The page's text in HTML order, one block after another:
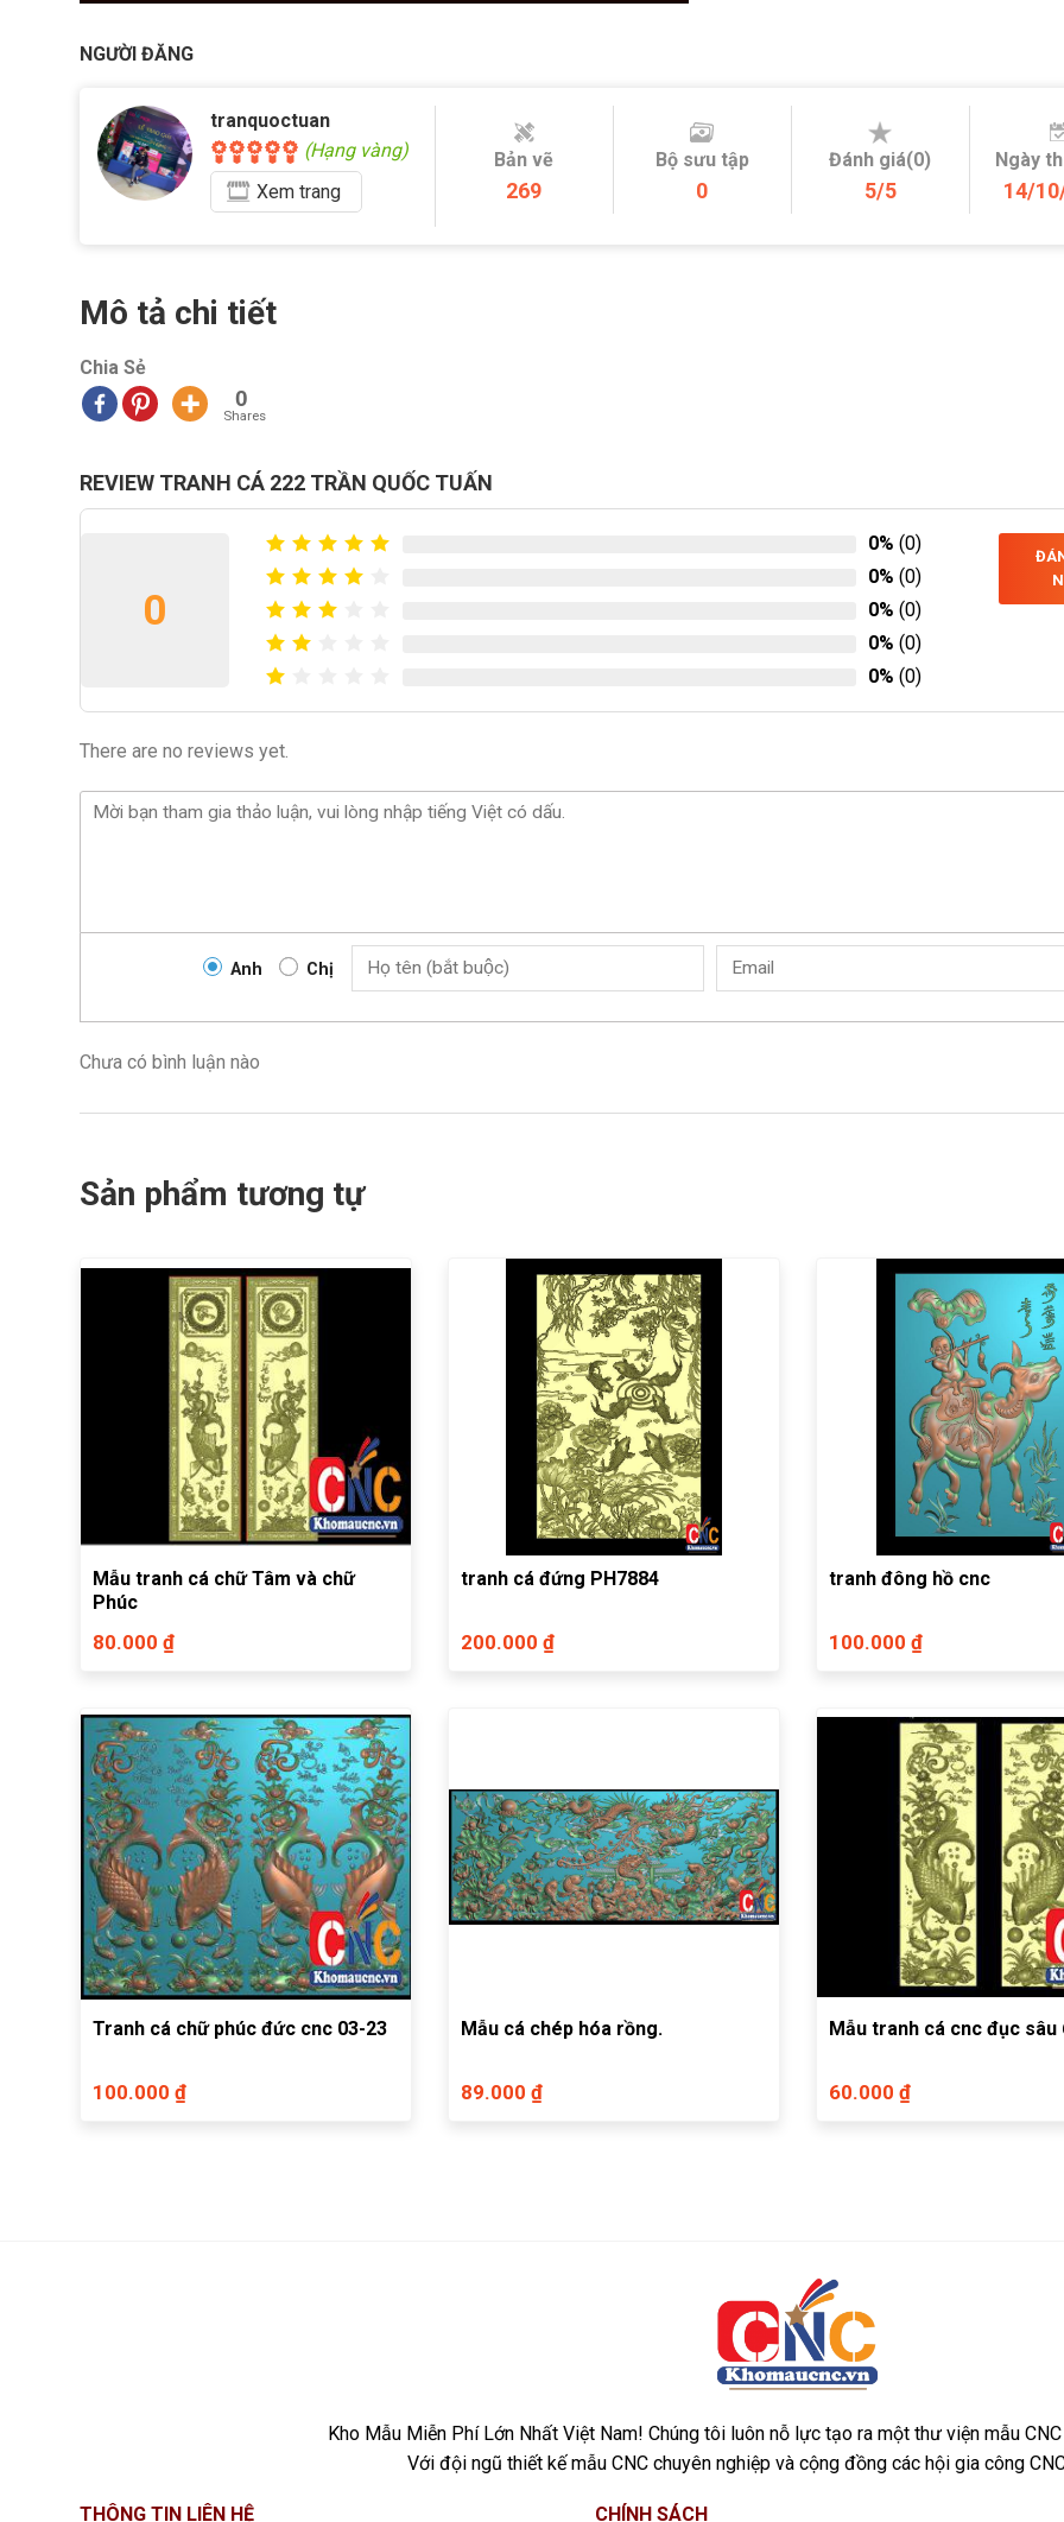
NGƯỜI ĐĂNG
tranquoctuan
(Hạng vàng)
Xem trang
Bản vẽ
269
Bộ sưu tập
0
Đánh giá(0)
5/5
Ngày
14/
Mô tả chi tiết
Chia Sẻ
0
Shares
REVIEW TRANH CÁ 222 TRẦN QUỐC TUẤN
0
0% (0)
0% (0)
0% (0)
0% (0)
0% (0)
There are no reviews yet.
Anh Chị
Chưa có bình luận nào
Sản phẩm tương tự
Mẫu tranh cá chữ Tâm và chữ
Phúc
80.000 ₫
tranh cá đứng PH7884
200.000 ₫
tranh đông hồ cnc
100.000 ₫
Tranh cá chữ phúc đức cnc 03-23
100.000 ₫
Mẫu cá chép hóa rồng.
89.000 ₫
Mẫu tranh cá cnc đục sâu
60.000 ₫
Kho Mẫu Miễn Phí Lớn Nhất Việt Nam! Chúng tôi luôn nỗ lực tạo ra một thư viện mẫu
Với đội ngũ thiết kế mẫu CNC chuyên nghiệp và cộng đồng các hội gia công
THÔNG TIN LIÊN HỆ CHÍNH SÁCH